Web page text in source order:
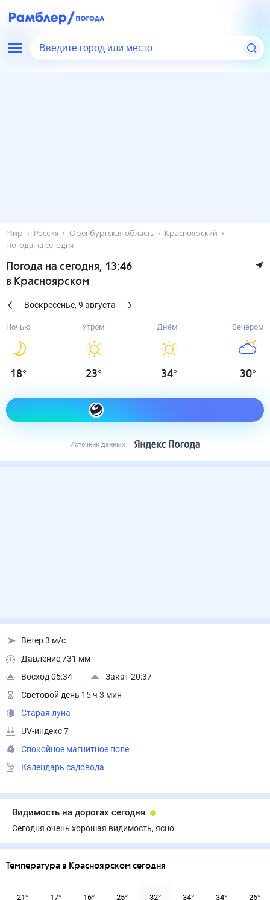
Введите город или место
Мир Россия Оренбургская область
Красноярский
Погода на сегодня
Погода на сегодня, 13:46
в Красноярском
Воскресенье, 9 августа
Ночью
18°
Утром
23°
Днём
34°
Вечером
30°
Как одеться сегодня
Источник данных
Ветер 3 м/с
Давление 731 мм
Восход 05:34
Закат 20:37
Световой день 15 ч 3 мин
Старая луна
UV-индекс 7
Спокойное магнитное поле
Календарь садовода
Видимость на дорогах сегодня
Сегодня очень хорошая видимость, ясно
Температура в Красноярском сегодня
21° 17° 16° 25° 32° 34° 34° 26°